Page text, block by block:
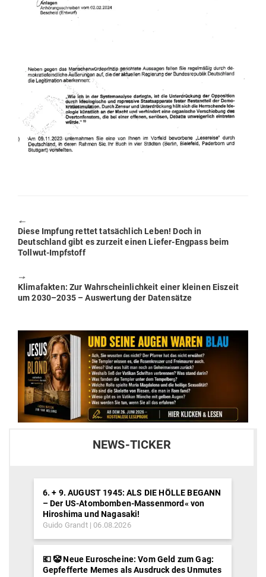
🠔
Previous
post:
Diese Impfung rettet tat­sächlich Leben! Doch in
Deutschland gibt es zurzeit einen Liefer-Engpass beim
Tollwut-Impfstoff
🠖
Next
post:
Kli­ma­fakten: Zur Wahr­schein­lichkeit einer kleinen Eiszeit
um 2030–2035 – Aus­wertung der Datensätze
NEWS-TICKER
6. + 9. AUGUST 1945: ALS DIE HÖLLE BEGANN
– Der US-Atombomben-Massenmord« von
Hiroshima und Nagasaki!
Guido Grandt 06.08.2026
💶 🤡 Neue Euroscheine: Vom Geld zum Gag:
Gepfefferte Memes als Ausdruck des Unmutes